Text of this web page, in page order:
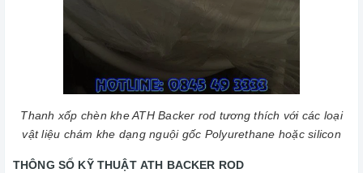
Thanh xốp chèn khe ATH Backer rod tương thích với các loại
vật liệu chám khe dạng nguội gốc Polyurethane hoặc silicon
THÔNG SỐ KỸ THUẬT ATH BACKER ROD